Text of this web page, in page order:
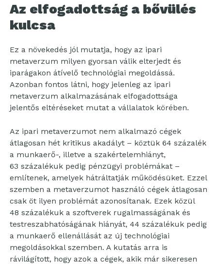
Az elfogadottság a bővülés
kulcsa
Ez a növekedés jól mutatja, hogy az ipari
metaverzum milyen gyorsan válik elterjedt és
iparágakon átívelő technológiai megoldássá.
Azonban fontos látni, hogy jelenleg az ipari
metaverzum alkalmazásának elfogadottsága
jelentős eltéréseket mutat a vállalatok körében.
Az ipari metaverzumot nem alkalmazó cégek
átlagosan hét kritikus akadályt – köztük 64 százalék
a munkaerő-, illetve a szakértelemhiányt,
63 százalékuk pedig pénzügyi problémákat –
említenek, amelyek hátráltatják működésüket. Ezzel
szemben a metaverzumot használó cégek átlagosan
csak öt ilyen problémát azonosítanak. Ezek közül
48 százalékuk a szoftverek rugalmasságának és
testreszabhatóságának hiányát, 44 százalékuk pedig
a munkaerő ellenállását az új technológiai
megoldásokkal szemben. A kutatás arra is
rávilágított, hogy azok a cégek, akik már sikeresen